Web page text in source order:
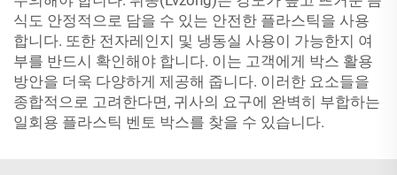
식도 안정적으로 담을 수 있는 안전한 플라스틱을 사용
합니다. 또한 전자레인지 및 냉동실 사용이 가능한지 여
부를 반드시 확인해야 합니다. 이는 고객에게 박스 활용
방안을 더욱 다양하게 제공해 줍니다. 이러한 요소들을
종합적으로 고려한다면, 귀사의 요구에 완벽히 부합하는
일회용 플라스틱 벤토 박스를 찾을 수 있습니다.